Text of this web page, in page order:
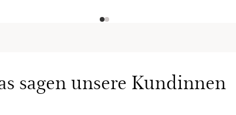
sagen unsere Kundinnen